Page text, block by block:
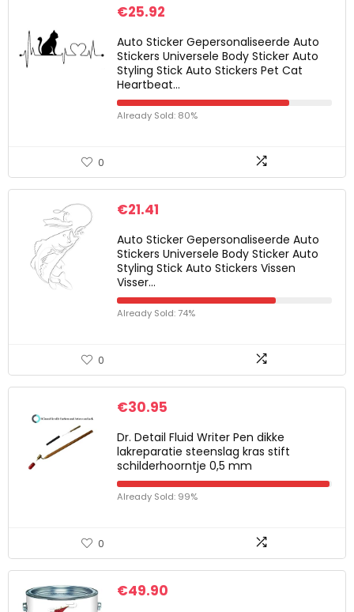
€25.92
Auto Sticker Gepersonaliseerde Auto
Stickers Universele Body Sticker Auto
Styling Stick Auto Stickers Pet Cat
Heartbeat…
Already Sold: 80%
0
€21.41
Auto Sticker Gepersonaliseerde Auto
Stickers Universele Body Sticker Auto
Styling Stick Auto Stickers Vissen
Visser…
Already Sold: 74%
0
€30.95
Dr. Detail Fluid Writer Pen dikke
lakreparatie steenslag kras stift
schilderhoorntje 0,5 mm
Already Sold: 99%
0
€49.90